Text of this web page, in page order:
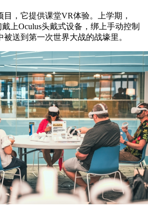
目，它提供课堂VR体验。上学期，
上Oculus头戴式设备，绑上手动控制
被送到第一次世界大战的战壕里。